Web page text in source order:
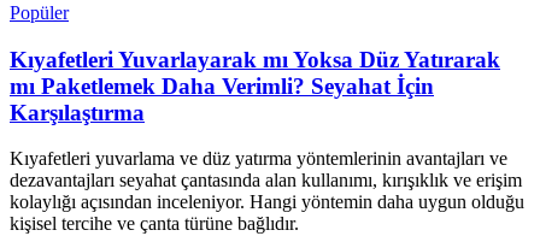
Popüler
Kıyafetleri Yuvarlayarak mı Yoksa Düz Yatırarak
mı Paketlemek Daha Verimli? Seyahat İçin
Karşılaştırma
Kıyafetleri yuvarlama ve düz yatırma yöntemlerinin avantajları ve
dezavantajları seyahat çantasında alan kullanımı, kırışıklık ve erişim
kolaylığı açısından inceleniyor. Hangi yöntemin daha uygun olduğu
kişisel tercihe ve çanta türüne bağlıdır.